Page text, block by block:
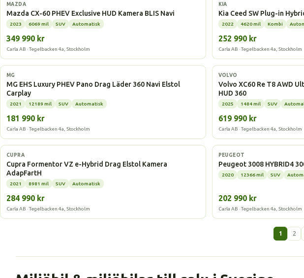
Laddhybrid
MAZDA
Mazda CX-60 PHEV Exclusive HUD Kamera BLIS Navi
2023 6069 mil SUV Automatisk
349 990 kr
Carla AB · Tegelbacken 4a, Stockholm
Laddhybrid
KIA
Kia Ceed SW Plug-in
2022 4620 mil Kombi
252 990 kr
Carla AB · Tegelbacken 4a, Stockholm
Laddhybrid
MG
MG EHS Luxury PHEV Pano Drag Läder 360 Navi Elstol
Carplay
2021 12189 mil SUV Automatisk
181 990 kr
Carla AB · Tegelbacken 4a, Stockholm
Laddhybrid
VOLVO
Volvo XC60 Re T8 AWD
HUD 360
2025 1484 mil SUV
619 990 kr
Carla AB · Tegelbacken 4a, Stockholm
Laddhybrid
CUPRA
Cupra Formentor VZ e-Hybrid Drag Elstol Kamera
AdapFartH
2021 8981 mil SUV Automatisk
284 990 kr
Carla AB · Tegelbacken 4a, Stockholm
Laddhybrid
PEUGEOT
Peugeot 3008 HYBRID4
2020 12366 mil SUV
202 990 kr
Carla AB · Tegelbacken 4a, Stockholm
1 2